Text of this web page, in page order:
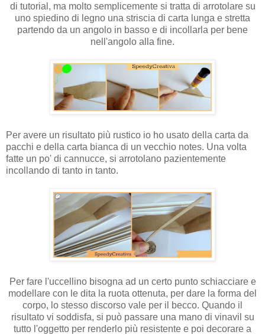
di tutorial, ma molto semplicemente si tratta di arrotolare su
uno spiedino di legno una striscia di carta lunga e stretta
partendo da un angolo in basso e di incollarla per bene
nell'angolo alla fine.
Per avere un risultato più rustico io ho usato della carta da
pacchi e della carta bianca di un vecchio notes. Una volta
fatte un po' di cannucce, si arrotolano pazientemente
incollando di tanto in tanto.
Per fare l'uccellino bisogna ad un certo punto schiacciare e
modellare con le dita la ruota ottenuta, per dare la forma del
corpo, lo stesso discorso vale per il becco. Quando il
risultato vi soddisfa, si può passare una mano di vinavil su
tutto l'oggetto per renderlo più resistente e poi decorare a